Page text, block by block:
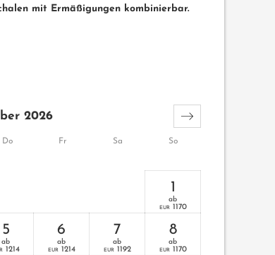
mit Ermäßigungen kombinierbar.
Do Fr Sa So
2026
1
ab
EUR 1170
5
ab
1214
6
ab
EUR 1214
7
ab
EUR 1192
8
ab
EUR 1170